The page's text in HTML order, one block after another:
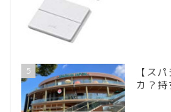
5
【ス
カ？持